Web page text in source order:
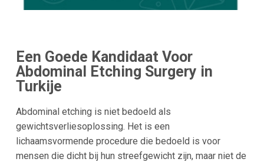
Een Goede Kandidaat Voor
Abdominal Etching Surgery in
Turkije
Abdominal etching is niet bedoeld als
gewichtsverliesoplossing. Het is een
lichaamsvormende procedure die bedoeld is voor
mensen die dicht bij hun streefgewicht zijn, maar niet de